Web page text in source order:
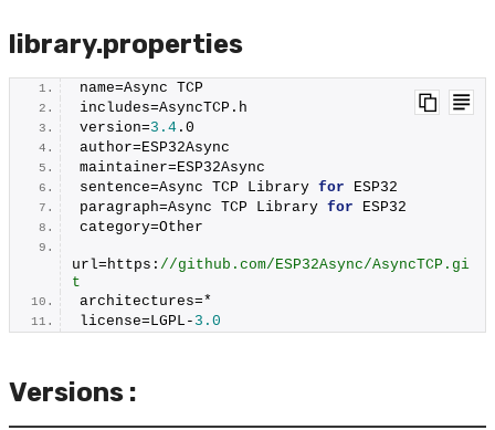
library.properties
name=Async TCP
includes=AsyncTCP. h
version=3.4 . 0
author=ESP32Async
maintainer=ESP32Async
sentence=Async TCP Library for ESP32
paragraph=Async TCP Library for ESP32
category=Other
url=https: //github.com/ESP32Async/AsyncTCP.gi
t
architectures=*
license=LGPL- 3.0
Versions :